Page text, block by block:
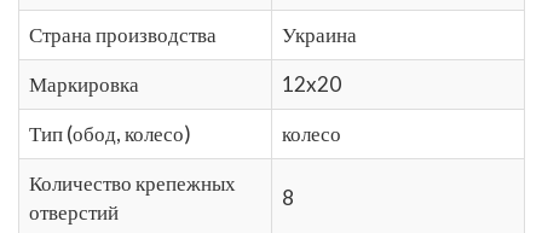
Страна производства
Украина
Маркировка
12x20
Тип (обод, колесо)
колесо
Количество крепежных
отверстий
8